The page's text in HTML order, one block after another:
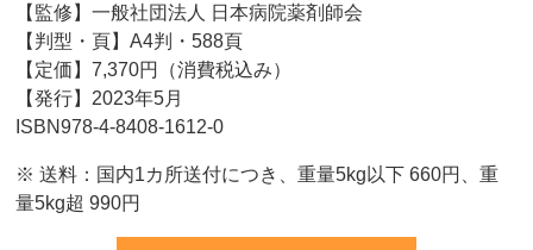
【監修】一般社団法人 日本病院薬剤師会
【判型・頁】A4判・588頁
【定価】7,370円（消費税込み）
【発行】2023年5月
ISBN978-4-8408-1612-0
※ 送料：国内1カ所送付につき、重量5kg以下 660円、重
量5kg超 990円